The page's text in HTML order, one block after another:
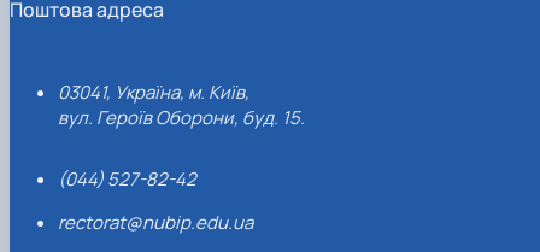
Поштова адреса
03041, Україна, м. Київ,
вул. Героїв Оборони, буд. 15.
(044) 527-82-42
rectorat@nubip.edu.ua